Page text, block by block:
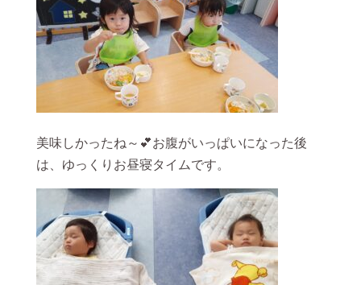
美味しかったね～💕お腹がいっぱいになった後
は、ゆっくりお昼寝タイムです。